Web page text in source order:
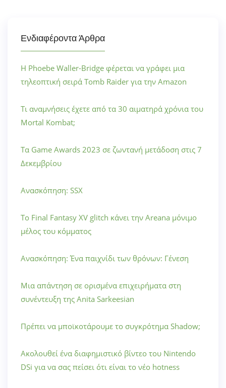
Ενδιαφέροντα Άρθρα
Η Phoebe Waller-Bridge φέρεται να γράφει μια
τηλεοπτική σειρά Tomb Raider για την Amazon
Τι αναμνήσεις έχετε από τα 30 αιματηρά χρόνια του
Mortal Kombat;
Τα Game Awards 2023 σε ζωντανή μετάδοση στις 7
Δεκεμβρίου
Ανασκόπηση: SSX
Το Final Fantasy XV glitch κάνει την Areana μόνιμο
μέλος του κόμματος
Ανασκόπηση: Ένα παιχνίδι των θρόνων: Γένεση
Μια απάντηση σε ορισμένα επιχειρήματα στη
συνέντευξη της Anita Sarkeesian
Πρέπει να μποϊκοτάρουμε το συγκρότημα Shadow;
Ακολουθεί ένα διαφημιστικό βίντεο του Nintendo
DSi για να σας πείσει ότι είναι το νέο hotness